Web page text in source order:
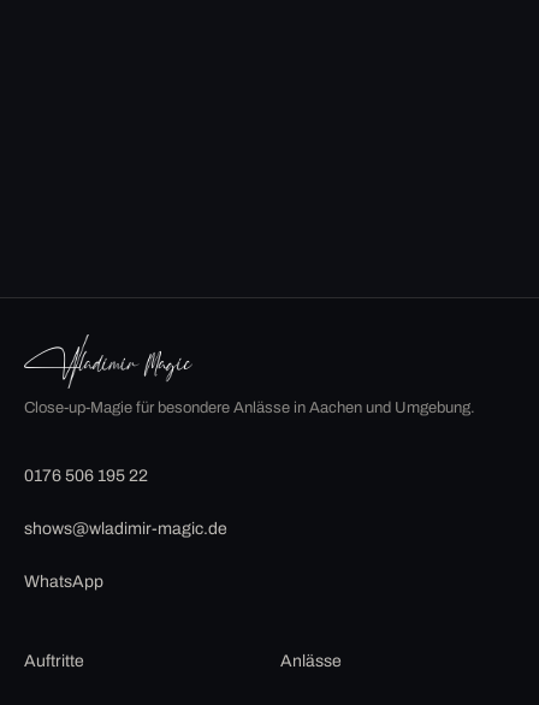
Close-up-Magie für besondere Anlässe in Aachen und Umgebung.
0176 506 195 22
shows@wladimir-magic.de
WhatsApp
Auftritte Anlässe